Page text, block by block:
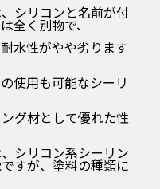
シリコンと名前が付
全く別物で、
水性がやや劣ります
使用も可能なシーリ
グ材として優れた性
シリコン系シーリン
すが、塗料の種類に